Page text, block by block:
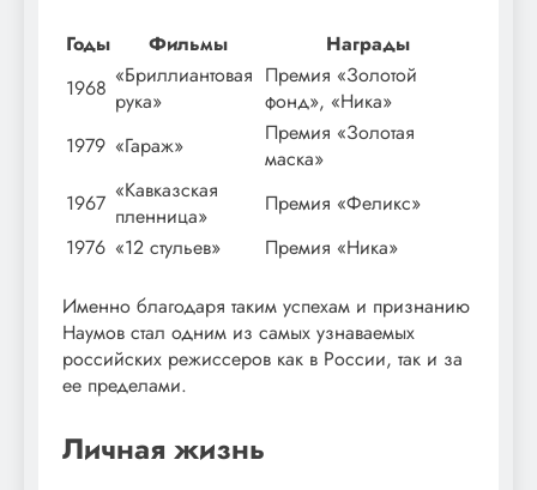
Годы Фильмы
Награды
1968 «Бриллиантовая
рука»
Премия «Золотой
фонд», «Ника»
1979 «Гараж»
Премия «Золотая
маска»
1967 «Кавказская
пленница»
Премия «Феликс»
1976 «12 стульев» Премия «Ника»
Именно благодаря таким успехам и признанию
Наумов стал одним из самых узнаваемых
российских режиссеров как в России, так и за
ее пределами.
Личная жизнь